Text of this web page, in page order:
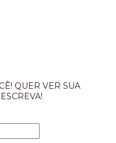
QUER VER SUA